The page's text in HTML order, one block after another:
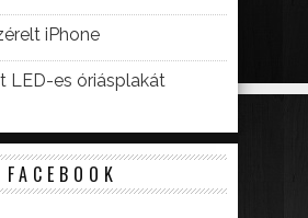
iPhone
LED-es óriásplakát
FACEBOOK